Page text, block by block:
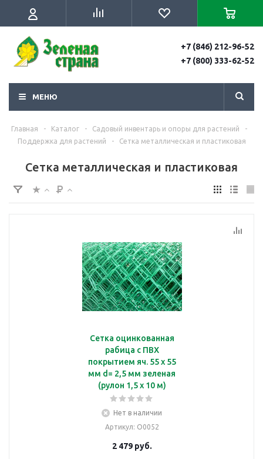
+7 (846) 212-96-52
+7 (800) 333-62-52
МЕНЮ
Главная - Каталог - Садовый инвентарь и опоры для растений
-
Поддержка для растений
- Сетка металлическая и пластиковая
Сетка металлическая и пластиковая
Сетка оцинкованная
рабица с ПВХ
покрытием яч. 55 х 55
мм d= 2,5 мм зеленая
(рулон 1,5 х 10 м)
Нет в наличии
Артикул: О0052
2 479руб.